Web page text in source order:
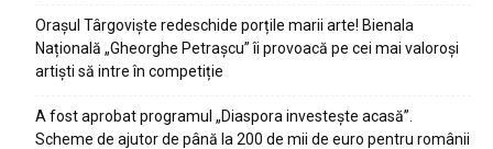
Orașul Târgoviște redeschide porțile marii arte! Bienala
Națională „Gheorghe Petrașcu” îi provoacă pe cei mai valoroși
artiști să intre în competiție
A fost aprobat programul „Diaspora investește acasă”.
Scheme de ajutor de până la 200 de mii de euro pentru românii